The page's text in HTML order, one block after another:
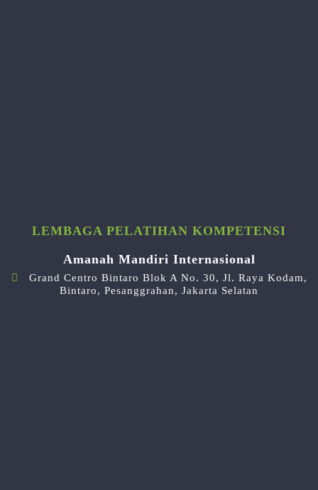
LEMBAGA PELATIHAN KOMPETENSI
Amanah Mandiri Internasional
Grand Centro Bintaro Blok A No. 30, Jl. Raya Kodam,
Bintaro, Pesanggrahan, Jakarta Selatan